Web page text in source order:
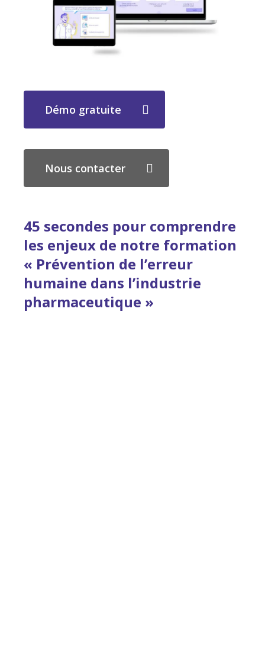
Démo gratuite
Nous contacter
45 secondes pour comprendre
les enjeux de notre formation
« Prévention de l’erreur
humaine dans l’industrie
pharmaceutique »